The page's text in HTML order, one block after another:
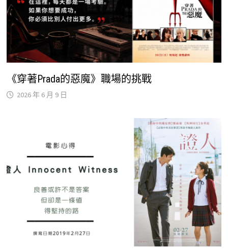
《穿著Prada的惡魔》職場的挑戰
2026 年 6 月 9 日